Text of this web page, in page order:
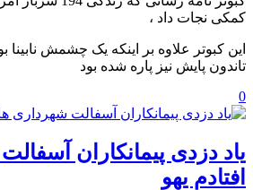
کمکی نجات داد ،
این کبوتر علاوه بر اینکه یک چشمش
تاندون پایش نیز پاره شده بود
0
یاد دزدی پیمانکاران
افتادم یهو